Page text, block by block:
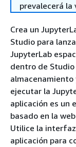
prevalecerá la
Crea un
Studio para
JupyterLab
dentro de
almacenamiento
ejecutar la
aplicación es un
basado en la
Utilice la
aplicación para